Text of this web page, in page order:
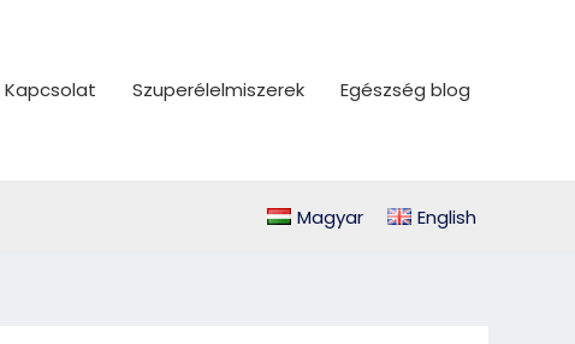
Kapcsolat Szuperélelmiszerek Egészség blog
Magyar English